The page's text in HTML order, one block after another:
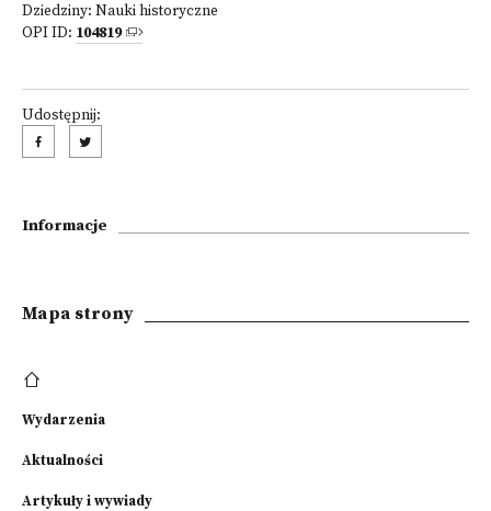
Dziedziny: Nauki historyczne
OPI ID: 104819
Udostępnij:
Informacje
Mapa strony
Wydarzenia
Aktualności
Artykuły i wywiady